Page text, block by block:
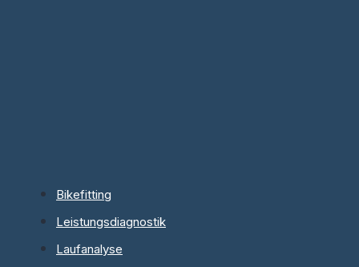
Bikefitting
Leistungsdiagnostik
Laufanalyse